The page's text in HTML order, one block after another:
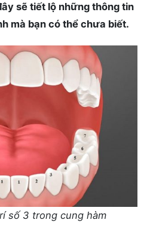
sẽ tiết lộ những thông tin
mà bạn có thể chưa biết.
số 3 trong cung hàm